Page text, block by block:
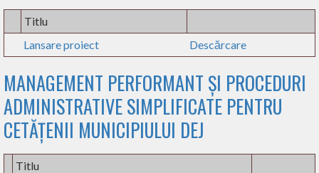
Titlu
Lansare proiect
Descărcare
MANAGEMENT PERFORMANT ȘI PROCEDURI
ADMINISTRATIVE SIMPLIFICATE PENTRU
CETĂȚENII MUNICIPIULUI DEJ
Titlu